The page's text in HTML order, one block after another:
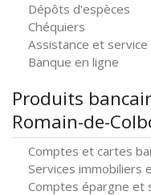
Dépôts d'espèces
Chéquiers
Assistance et
Banque en ligne
Produits
Romain-de-
Comptes et cartes
Services immobiliers
Comptes épargne et